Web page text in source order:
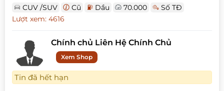
CUV /SUV Cũ Dầu 70.000
Số TĐ
Lượt xem: 4616
Chính chủ Liên Hệ Chính Chủ
Xem Shop
Tin đã hết hạn